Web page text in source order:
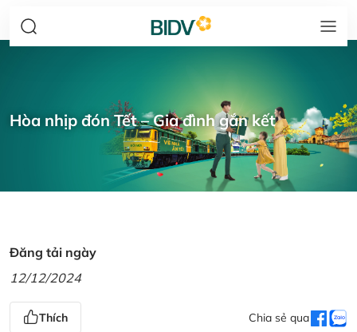
Hòa nhịp đón Tết – Gia đình gắn kết
Đăng tải ngày
12/12/2024
Thích Chia sẻ qua